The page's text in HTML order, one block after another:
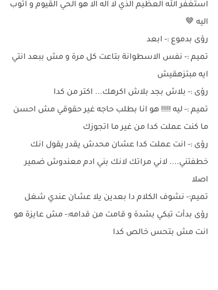
استغفر الله العظيم الذي لا اله الا هو الحي القيوم و اتوب
اليه 🤎
رؤى بدموع :- ابعد
تميم :- نفس الاسطوانة بتاعت كل مرة و مش ببعد انتي
ايه مبتزهقيش
رؤى :- بلاش بجد بلاش اكرهك... اكتر من كدا
تميم :- ليه !!!!! هو انا بطلب حاجه غير حقوقي مش احسن
ما كنت عملت كدا من غير ما اتجوزك
رؤى :- انت عملت كدا عشان محدش يقدر يقول انك
خطفتني.... لاني مراتك لانك بني ادم معندوش ضمير
اصلا
تميم:- نشوف الكلام دا بعدين يلا عشان عندي شغل
رؤى بدأت تبكي بشدة و قامت من قدامه:- مش عايزة هو
انت مش بتحس خالص كدا